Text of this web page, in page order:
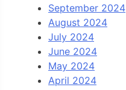
September 2024
August 2024
July 2024
June 2024
May 2024
April 2024